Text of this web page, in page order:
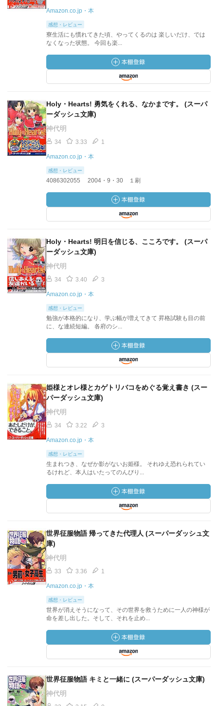
Amazon.co.jp・本
感想・レビュー
寮生活にも慣れてきた頃、やってくるのは 楽しいだけ、では
なくなった状態。 今回も楽...
Holy・Hearts! 勇気をくれる、なかまです。 (スーパ
ーダッシュ文庫)
神代明
34 3.33 1
Amazon.co.jp・本
感想・レビュー
4086302055 2004・9・30 １刷
Holy・Hearts! 明日を信じる、こころです。 (スーパ
ーダッシュ文庫)
神代明
34 3.40 3
Amazon.co.jp・本
感想・レビュー
勉強が本格的になり、学ぶ幅が増えてきて 昇格試験も目の前
に、な連続短編。 各府のシ...
姫様とオレ様とカゲトリバコをめぐる覚え書き (スー
パーダッシュ文庫)
神代明
34 3.22 3
Amazon.co.jp・本
感想・レビュー
生まれつき、なぜか影がないお姫様。 それゆえ恐れられてい
るけれど、本人はいたってのんびり...
世界征服物語 帰ってきた代理人 (スーパーダッシュ文
庫)
神代明
33 3.36 1
Amazon.co.jp・本
感想・レビュー
世界が消えそうになって、その世界を救うために一人の神様が
命を差し出した。そして、それを止め...
世界征服物語 キミと一緒に (スーパーダッシュ文庫)
神代明